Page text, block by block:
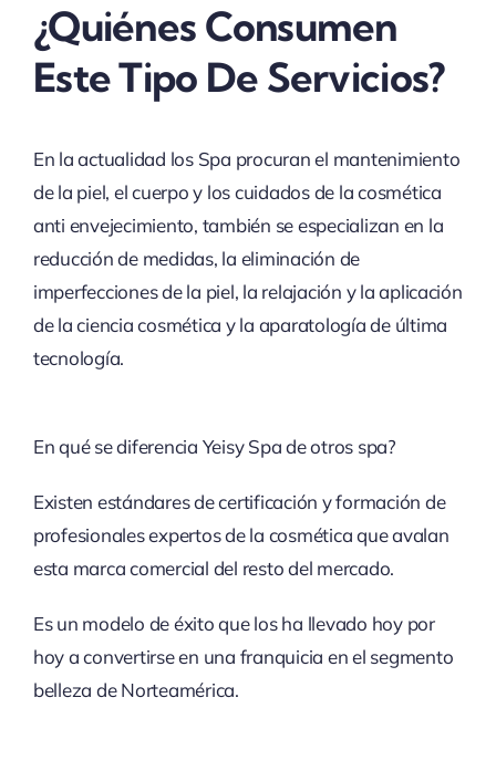
¿Quiénes Consumen
Este Tipo De Servicios?
En la actualidad los Spa procuran el mantenimiento
de la piel, el cuerpo y los cuidados de la cosmética
anti envejecimiento, también se especializan en la
reducción de medidas, la eliminación de
imperfecciones de la piel, la relajación y la aplicación
de la ciencia cosmética y la aparatología de última
tecnología.
En qué se diferencia Yeisy Spa de otros spa?
Existen estándares de certificación y formación de
profesionales expertos de la cosmética que avalan
esta marca comercial del resto del mercado.
Es un modelo de éxito que los ha llevado hoy por
hoy a convertirse en una franquicia en el segmento
belleza de Norteamérica.